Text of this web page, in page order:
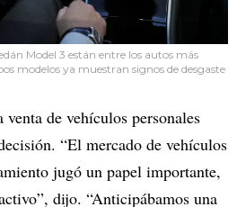
Model 3 están entre los autos más
modelos ya muestran signos de desgaste
de vehículos personales
“El mercado de vehículos
jugó un papel importante,
dijo. “Anticipábamos una